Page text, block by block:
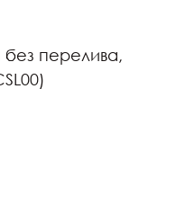
без перелива,